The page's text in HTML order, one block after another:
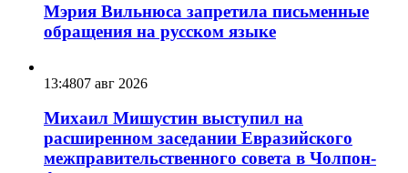
Мэрия Вильнюса запретила письменные
обращения на русском языке
13:4807 авг 2026
Михаил Мишустин выступил на
расширенном заседании Евразийского
межправительственного совета в Чолпон-